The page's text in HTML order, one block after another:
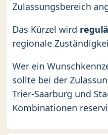
Zulassungsbereich
Das Kürzel wird
regionale
Wer ein
sollte bei der
Trier-Saarburg und
Kombinationen